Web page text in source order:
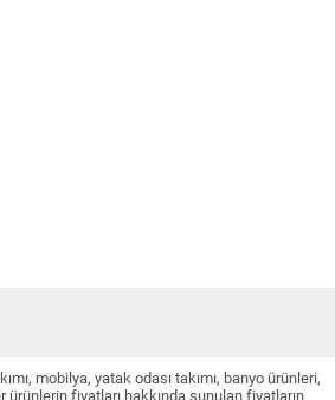
mobilya, yatak odası takımı, banyo ürünleri,
ürünlerin fiyatları hakkında sunulan fiyatların